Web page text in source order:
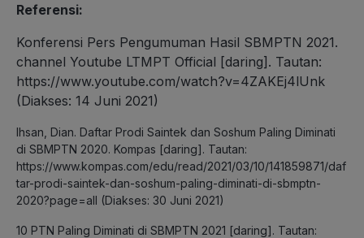
Referensi:
Konferensi Pers Pengumuman Hasil SBMPTN 2021.
channel Youtube LTMPT Official [daring]. Tautan:
https://www.youtube.com/watch?v=4ZAKEj4lUnk
(Diakses: 14 Juni 2021)
Ihsan, Dian. Daftar Prodi Saintek dan Soshum Paling Diminati
di SBMPTN 2020. Kompas [daring]. Tautan:
https://www.kompas.com/edu/read/2021/03/10/141859871/daf
tar-prodi-saintek-dan-soshum-paling-diminati-di-sbmptn-
2020?page=all (Diakses: 30 Juni 2021)
10 PTN Paling Diminati di SBMPTN 2021 [daring]. Tautan: